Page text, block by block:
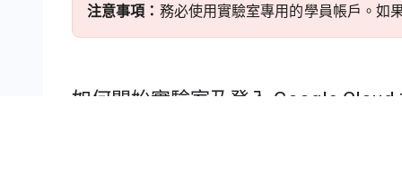
注意事項： 務必使用實驗室專用的學員帳戶。如
如何開始實驗室及登入 Google Cloud